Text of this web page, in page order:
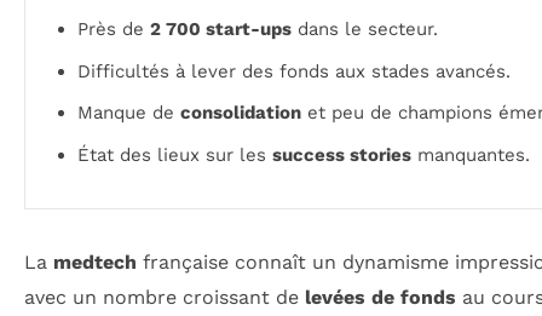
Près de 2 700 start-ups dans le secteur.
Difficultés à lever des fonds aux stades avancés.
Manque de consolidation et peu de champions
État des lieux sur les success stories manquantes.
La medtech française connaît un dynamisme
avec un nombre croissant de levées de fonds au